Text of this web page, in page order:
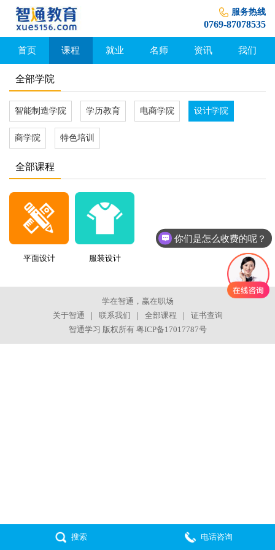
服务热线
0769-87078535
首页 课程 就业 名师 资讯 我们
全部学院
智能制造学院 学历教育 电商学院 设计学院
商学院 特色培训
全部课程
平面设计 服装设计
学在智通，赢在职场
关于智通
｜ 联系我们 ｜ 全部课程 ｜
证书查询
智通学习 版权所有 粤ICP备17017787号
搜索 电话咨询
你们是怎么收费的呢？